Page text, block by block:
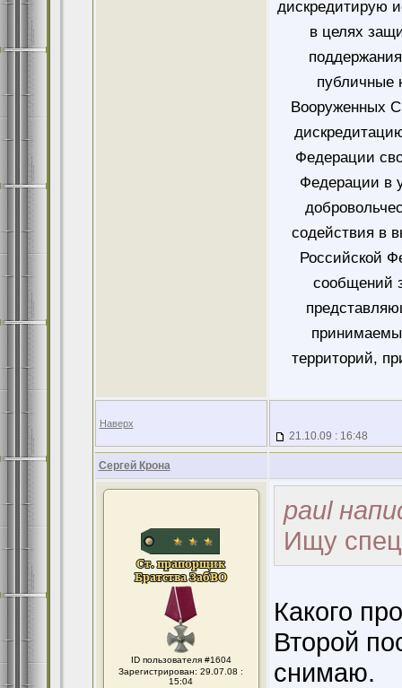
дискредитирую
в целях
публичные
Вооруженных
Федерации
Федерации в
содействия в
Российской
сообщений
территорий,
Наверх
21.10.09 : 16:48
Сергей Крона
ID пользователя #1604
Зарегистрирован: 29.07.08 :
15:04
paul
Ищу
Какого
Второй
снимаю.